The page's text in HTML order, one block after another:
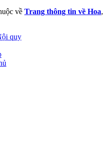
về Trang thông tin về Hoa,
quy